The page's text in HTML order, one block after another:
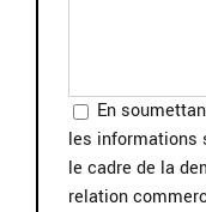
En
les informations
le cadre de la
relation